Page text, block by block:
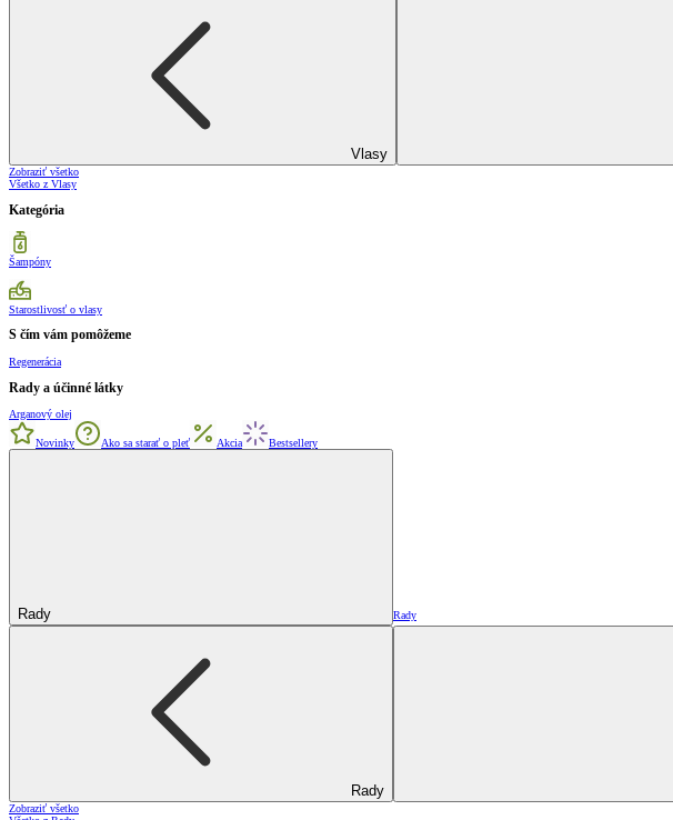
Vlasy
Zobraziť všetko
Všetko z Vlasy
Kategória
Šampóny
Starostlivosť o vlasy
S čím vám pomôžeme
Regenerácia
Rady a účinné látky
Arganový olej
Novinky Ako sa starať o pleť Akcia Bestsellery
Rady Rady
Rady
Zobraziť všetko